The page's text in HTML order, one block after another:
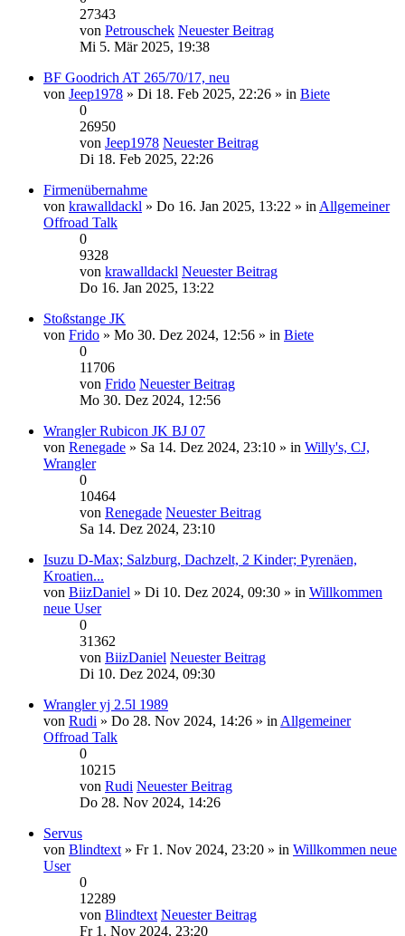
27343
von Petrouschek Neuester Beitrag
Mi 5. Mär 2025, 19:38
BF Goodrich AT 265/70/17, neu
von Jeep1978 » Di 18. Feb 2025, 22:26 » in Biete
0
26950
von Jeep1978 Neuester Beitrag
Di 18. Feb 2025, 22:26
Firmenübernahme
von krawalldackl » Do 16. Jan 2025, 13:22 » in Allgemeiner
Offroad Talk
0
9328
von krawalldackl Neuester Beitrag
Do 16. Jan 2025, 13:22
Stoßstange JK
von Frido » Mo 30. Dez 2024, 12:56 » in Biete
0
11706
von Frido Neuester Beitrag
Mo 30. Dez 2024, 12:56
Wrangler Rubicon JK BJ 07
von Renegade » Sa 14. Dez 2024, 23:10 » in Willy's, CJ,
Wrangler
0
10464
von Renegade Neuester Beitrag
Sa 14. Dez 2024, 23:10
Isuzu D-Max; Salzburg, Dachzelt, 2 Kinder; Pyrenäen,
Kroatien...
von BiizDaniel » Di 10. Dez 2024, 09:30 » in Willkommen
neue User
0
31362
von BiizDaniel Neuester Beitrag
Di 10. Dez 2024, 09:30
Wrangler yj 2.5l 1989
von Rudi » Do 28. Nov 2024, 14:26 » in Allgemeiner
Offroad Talk
0
10215
von Rudi Neuester Beitrag
Do 28. Nov 2024, 14:26
Servus
von Blindtext » Fr 1. Nov 2024, 23:20 » in Willkommen neue
User
0
12289
von Blindtext Neuester Beitrag
Fr 1. Nov 2024, 23:20